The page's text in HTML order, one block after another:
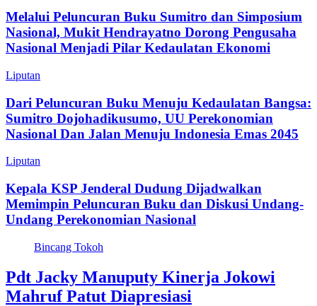
Melalui Peluncuran Buku Sumitro dan Simposium
Nasional, Mukit Hendrayatno Dorong Pengusaha
Nasional Menjadi Pilar Kedaulatan Ekonomi
Liputan
Dari Peluncuran Buku Menuju Kedaulatan Bangsa:
Sumitro Dojohadikusumo, UU Perekonomian
Nasional Dan Jalan Menuju Indonesia Emas 2045
Liputan
Kepala KSP Jenderal Dudung Dijadwalkan
Memimpin Peluncuran Buku dan Diskusi Undang-
Undang Perekonomian Nasional
Bincang Tokoh
Pdt Jacky Manuputy Kinerja Jokowi
Mahruf Patut Diapresiasi